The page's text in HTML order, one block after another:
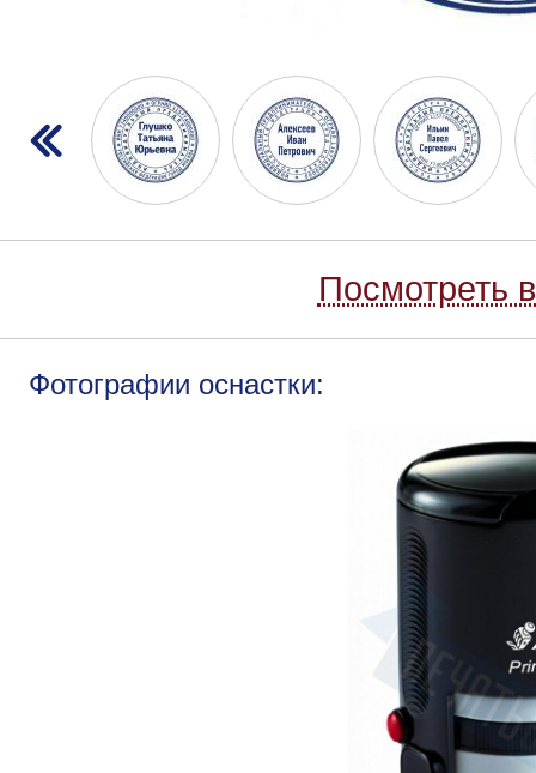
Посмотреть
Фотографии оснастки: